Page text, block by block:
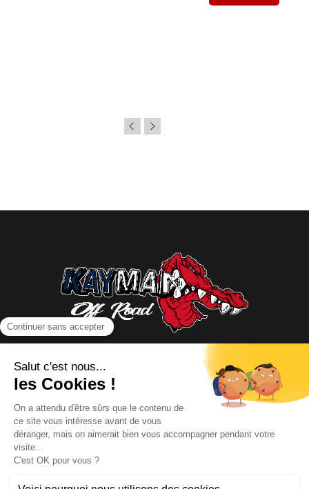
NOUS CONTACTER
INFORMATIONS
NOS PARTENAIRES